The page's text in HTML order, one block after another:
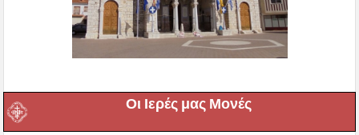
Οι Ιερές μας Μονές